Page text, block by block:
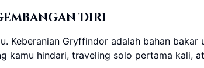
Diri
Keberanian Gryffindor adalah bahan bakar
kamu hindari, traveling solo pertama kali,